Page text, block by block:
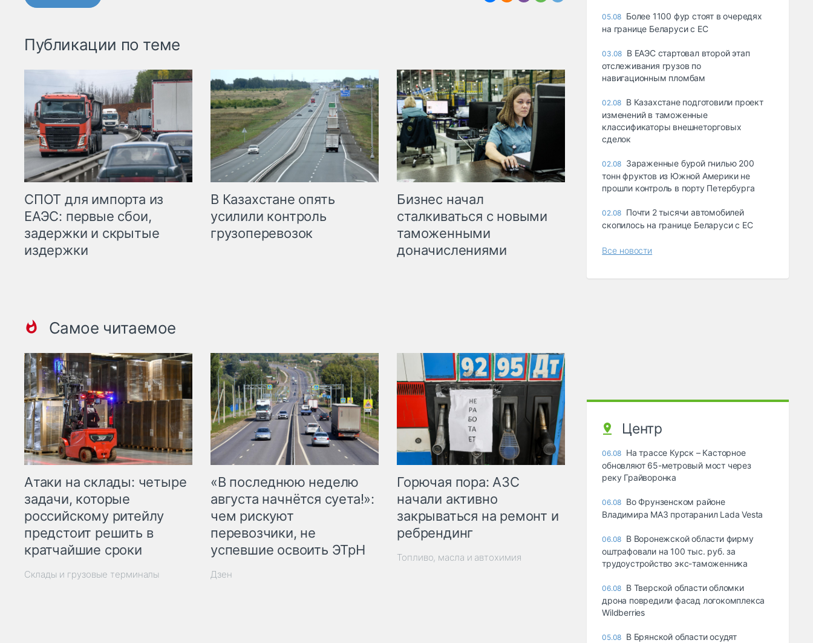
Публикации по теме
СПОТ для импорта из
ЕАЭС: первые сбои,
задержки и скрытые
издержки
В Казахстане опять
усилили контроль
грузоперевозок
Бизнес начал
сталкиваться с новыми
таможенными
доначислениями
Самое читаемое
Атаки на склады: четыре
задачи, которые
российскому ритейлу
предстоит решить в
кратчайшие сроки
Склады и грузовые терминалы
«В последнюю неделю
августа начнётся суета!»:
чем рискуют
перевозчики, не
успевшие освоить ЭТрН
Дзен
Горючая пора: АЗС
начали активно
закрываться на ремонт и
ребрендинг
Топливо, масла и автохимия
05.08 Более 1100 фур стоят в очередях
на границе Беларуси с ЕС
03.08 В ЕАЭС стартовал второй этап
отслеживания грузов по
навигационным пломбам
02.08 В Казахстане подготовили проект
изменений в таможенные
классификаторы внешнеторговых
сделок
02.08 Зараженные бурой гнилью 200
тонн фруктов из Южной Америки не
прошли контроль в порту Петербурга
02.08 Почти 2 тысячи автомобилей
скопилось на границе Беларуси с ЕС
Все новости
Центр
06.08 На трассе Курск – Касторное
обновляют 65-метровый мост через
реку Грайворонка
06.08 Во Фрунзенском районе
Владимира МАЗ протаранил Lada Vesta
06.08 В Воронежской области фирму
оштрафовали на 100 тыс. руб. за
трудоустройство экс-таможенника
06.08 В Тверской области обломки
дрона повредили фасад логокомплекса
Wildberries
05.08 В Брянской области осудят